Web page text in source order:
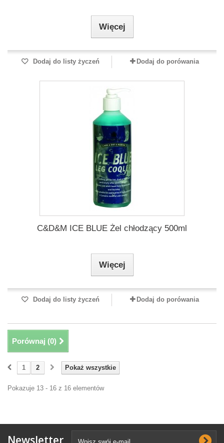
Więcej
Dodaj do listy życzeń Dodaj do porówania
C&D&M ICE BLUE Żel chłodzący 500ml
Więcej
Dodaj do listy życzeń Dodaj do porówania
Porównaj (0)
Pokaż wszystkie
1 2
Pokazuje 13 - 16 z 16 elementów
Newsletter